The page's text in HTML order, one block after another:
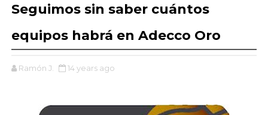
Seguimos sin saber cuántos
equipos habrá en Adecco Oro
Ramón J. 14 years ago